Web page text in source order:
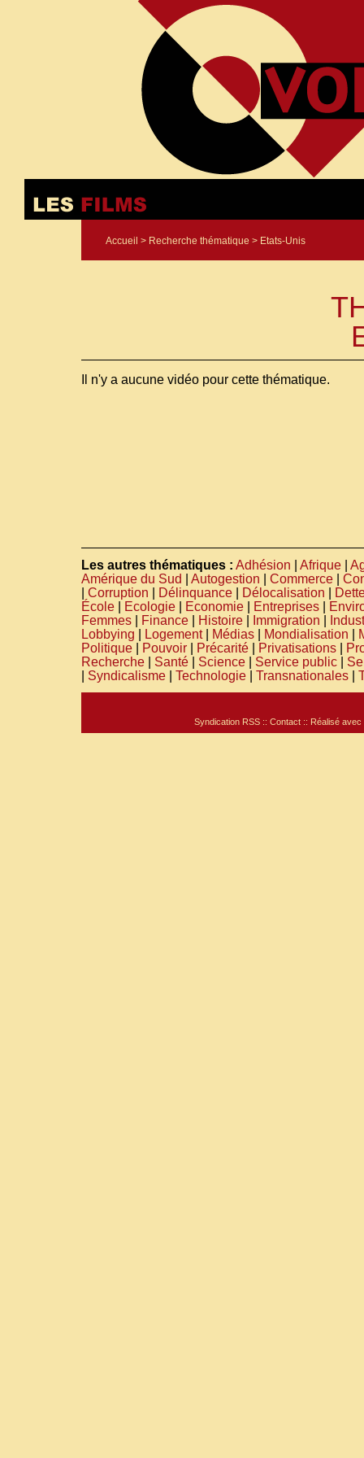
Accueil > Recherche thématique > Etats-Unis
Il n'y a aucune vidéo pour cette thématique.
Les autres thématiques : Adhésion | Afrique |
Amérique du Sud | Autogestion | Commerce |
| Corruption | Délinquance | Délocalisation |
École | Ecologie | Economie | Entreprises |
Femmes | Finance | Histoire | Immigration |
Lobbying | Logement| Médias | Mondialisation |
Politique | Pouvoir | Précarité | Privatisations |
Recherche | Santé | Science | Service public |
| Syndicalisme | Technologie | Transnationales |
Syndication RSS :: Contact :: Réalisé avec